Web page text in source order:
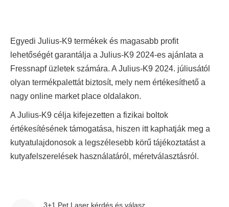
Egyedi Julius-K9 termékek és magasabb profit
lehetőségét garantálja a Julius-K9 2024-es ajánlata a
Fressnapf üzletek számára. A Julius-K9 2024. júliusától
olyan termékpalettát biztosít, mely nem értékesíthető a
nagy online market place oldalakon.
A Julius-K9 célja kifejezetten a fizikai boltok
értékesítésének támogatása, hiszen itt kaphatják meg a
kutyatulajdonosok a legszélesebb körű tájékoztatást a
kutyafelszerelések használatáról, méretválasztásról.
3+1 Pet Laser kérdés és válasz